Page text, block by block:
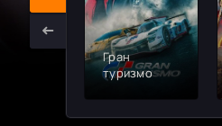
Гран
туризмо